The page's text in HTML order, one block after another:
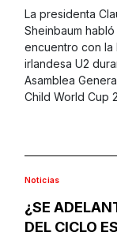
La presidenta
Sheinbaum
encuentro con la
irlandesa U2
Asamblea
Child World Cup
Noticias
¿SE
DEL CICLO